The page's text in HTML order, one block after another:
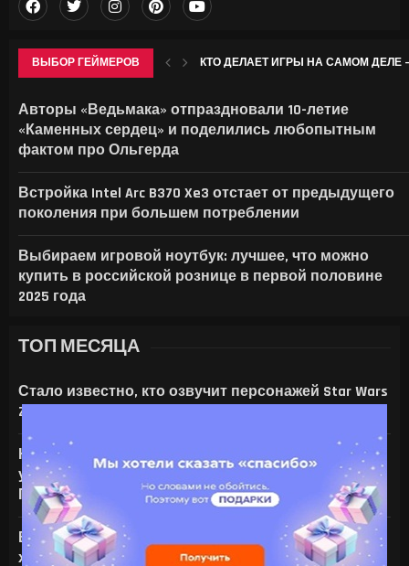
ВЫБОР ГЕЙМЕРОВ КТО ДЕЛАЕТ ИГРЫ НА САМОМ ДЕЛЕ
Авторы «Ведьмака» отпраздновали 10-летие
«Каменных сердец» и поделились любопытным
фактом про Ольгерда
Встройка Intel Arc B370 Xe3 отстает от предыдущего
поколения при большем потреблении
Выбираем игровой ноутбук: лучшее, что можно
купить в российской рознице в первой половине
2025 года
ТОП МЕСЯЦА
Стало известно, кто озвучит персонажей Star Wars
Zero Company
На что только не идут ради ИИ — энтузиаст
установил серверную NVIDIA Tesla V100 в игровой
ПК с RTX 4080
Все амулеты и кольца в Gothic 1 Remake:
характеристики и способы получения